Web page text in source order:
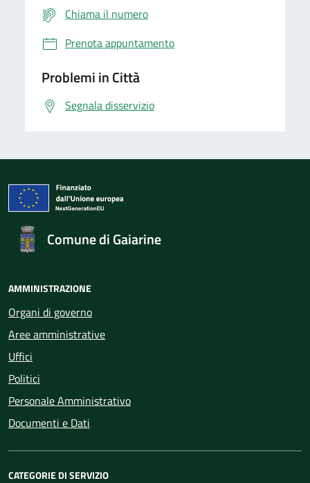
Chiama il numero
Prenota appuntamento
Problemi in Città
Segnala disservizio
Comune di Gaiarine
AMMINISTRAZIONE
Organi di governo
Aree amministrative
Uffici
Politici
Personale Amministrativo
Documenti e Dati
CATEGORIE DI SERVIZIO